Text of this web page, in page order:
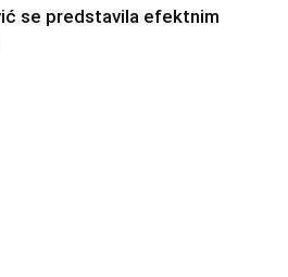
se predstavila efektnim